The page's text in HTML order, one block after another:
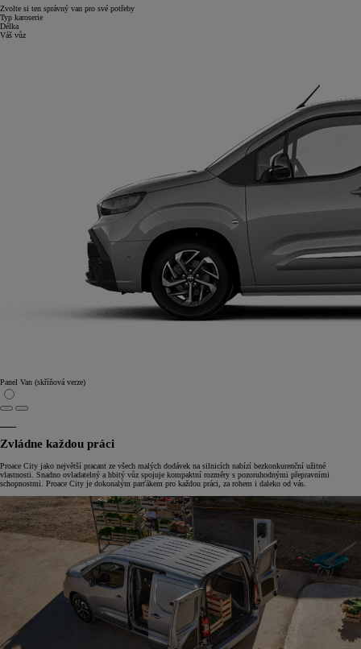
Zvolte si ten správný van pro své potřeby
Typ karoserie
Délka
Váš vůz
Panel Van (skříňová verze)
Zvládne každou práci
Proace City jako největší pracant ze všech malých dodávek na silnicích nabízí bezkonkurenční užitné
vlastnosti. Snadno ovladatelný a hbitý vůz spojuje kompaktní rozměry s pozoruhodnými přepravními
schopnostmi. Proace City je dokonalým parťákem pro každou práci, za rohem i daleko od vás.